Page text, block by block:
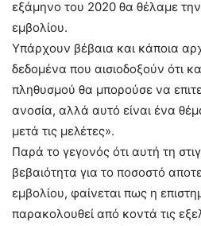
εξάμηνο του 2020 θα θέλαμε
εμβολίου.
Υπάρχουν βέβαια και κάποια
δεδομένα που αισιοδοξούν ότι
πληθυσμού θα μπορούσε να
ανοσία, αλλά αυτό είναι ένα
μετά τις μελέτες».
Παρά το γεγονός ότι αυτή τη
βεβαιότητα για το ποσοστό
εμβολίου, φαίνεται πως η
παρακολουθεί από κοντά τις